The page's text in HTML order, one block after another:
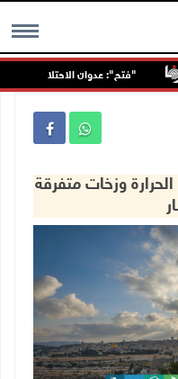
MENU
"فتح": عدوان الاحتلال على مخيّم
وزخات متفرقة